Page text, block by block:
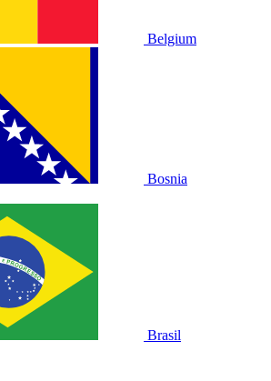
Belgium
Bosnia
Brasil